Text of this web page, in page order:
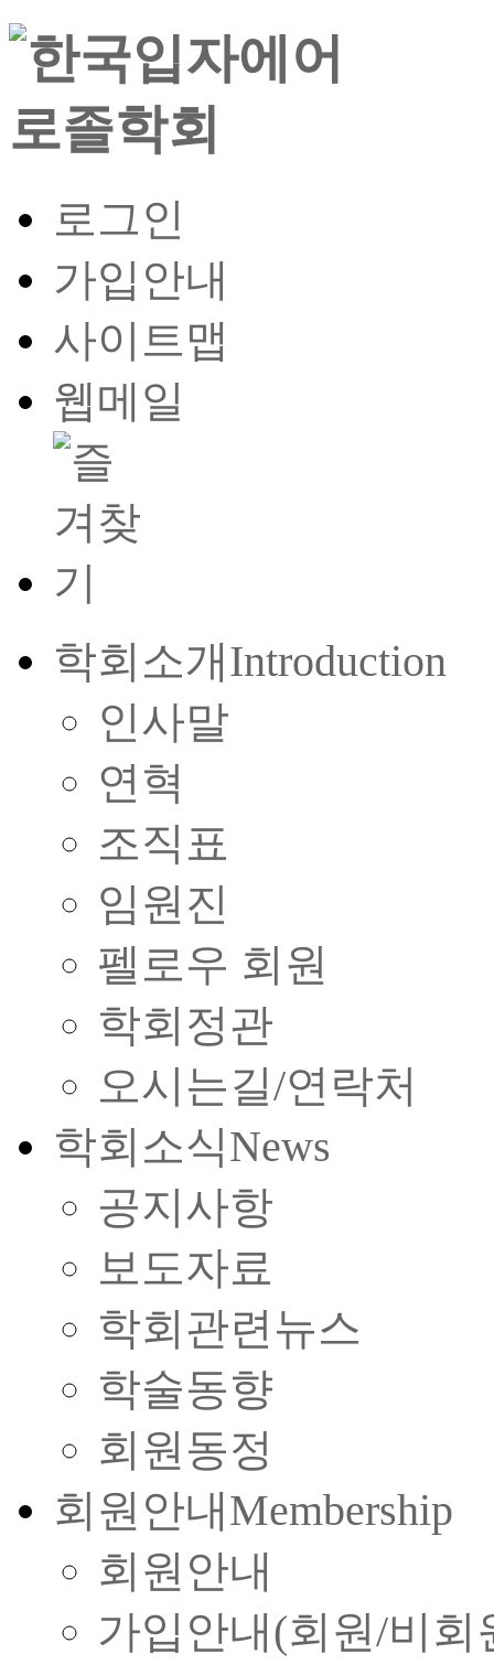
로그인
가입안내
사이트맵
웹메일
학회소개Introduction
인사말
연혁
조직표
임원진
펠로우 회원
학회정관
오시는길/연락처
학회소식News
공지사항
보도자료
학회관련뉴스
학술동향
회원동정
회원안내Membership
회원안내
가입안내(회원/비회